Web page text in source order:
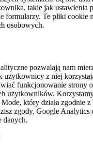
takie jak ustawienia
formularzy. Te pliki cookie
osobowych.
pozwalają nam
użytkownicy z niej
funkcjonowanie strony
użytkowników.
który działa zgodnie
zgody, Google Analytics
danych.